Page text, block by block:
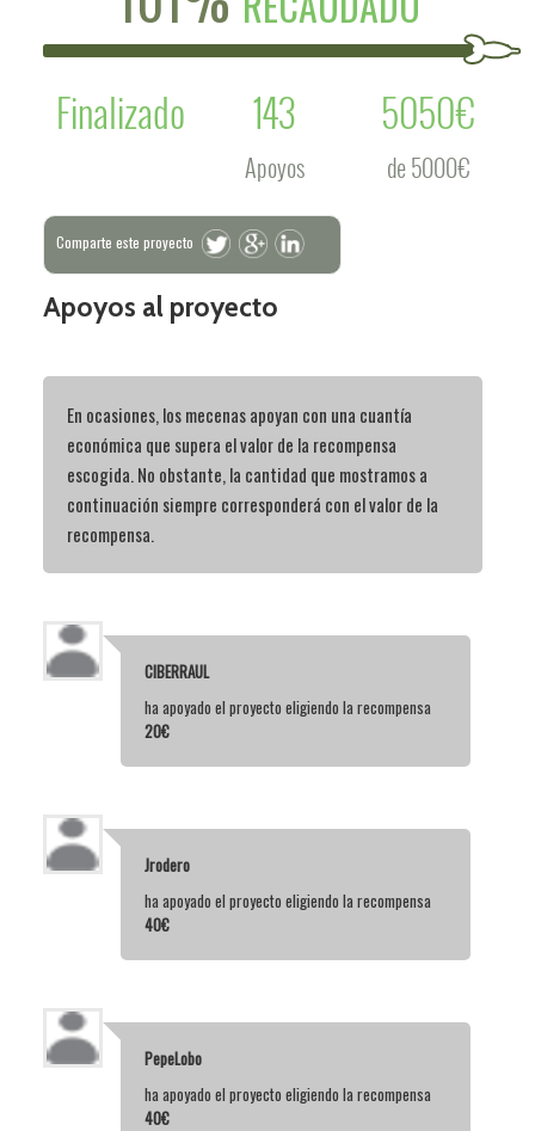
Finalizado
143
Apoyos
5050€
de 5000€
Comparte este proyecto
Apoyos al proyecto
En ocasiones, los mecenas apoyan con una cuantía
económica que supera el valor de la recompensa
escogida. No obstante, la cantidad que mostramos a
continuación siempre corresponderá con el valor de la
recompensa.
CIBERRAUL
ha apoyado el proyecto eligiendo la recompensa
20€
Jrodero
ha apoyado el proyecto eligiendo la recompensa
40€
PepeLobo
ha apoyado el proyecto eligiendo la recompensa
40€